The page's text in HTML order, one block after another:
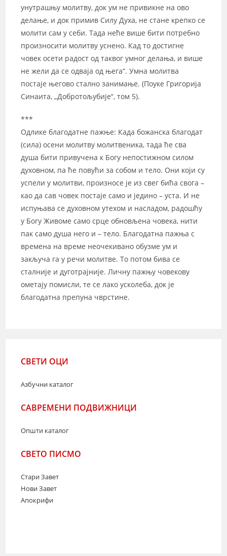
унутрашњу молитву, док ум не привикне на ово
делање, и док примив Силу Духа, не стане крепко се
молити сам у себи. Тада неће више бити потребно
произносити молитву уснено. Кад то достигне
човек осети радост од таквог умног делања, и више
не жели да се одваја од њега“. Умна молитва
постаје његово стално занимање. (Поуке Григорија
Синаита, „Добротољубије“, том 5).
***
Одлике благодатне пажње: Када божанска благодат
(сила) осени молитву молитвеника, тада ће сва
душа бити привучена к Богу непостижном силом
духовном, па ће повући за собом и тело. Они који су
успели у молитви, произносе је из свег бића свога –
као да сав човек постаје само и једино – уста. И не
испуњава се духовном утехом и насладом, радошћу
у Богу Живоме само срце обновљена човека, нити
пак само душа него и – тело. Благодатна пажња с
времена на време неочекивано обузме ум и
закључа га у речи молитве. То потом бива се
сталније и дуготрајније. Личну пажњу човекову
ометају помисли, те се лако усколеба, док је
благодатна препуна чврстине.
СВЕТИ ОЦИ
Азбучни каталог
САВРЕМЕНИ ПОДВИЖНИЦИ
Општи каталог
СВЕТО ПИСМО
Стари Завет
Нови Завет
Апокрифи